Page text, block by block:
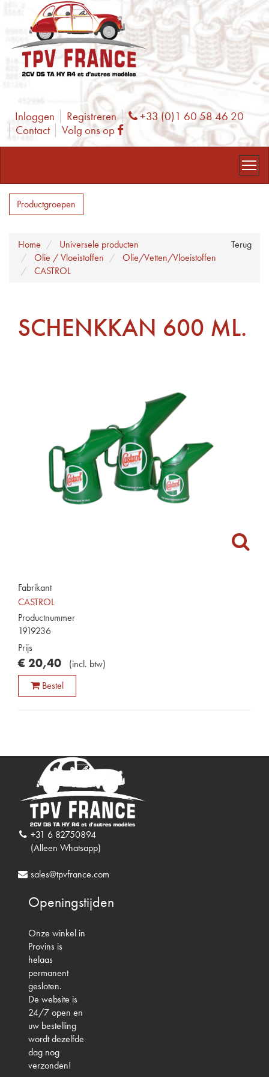
Inloggen Registreren Phone
+33 (0)1 60 58 46 20
Contact
Volg ons op Facebook
Productgroepen
Terug
Home
Universele producten
Olie / Vloeistoffen
Olie/Vetten/Vloeistoffen
CASTROL
SCHENKKAN 600 ML.
Fabrikant
CASTROL
Productnummer
1919236
Prijs
€ 20,40 (incl. btw)
Bestel
+31 6 82750894
(Alleen Whatsapp)
sales@tpvfrance.com
Openingstijden
Onze winkel in
Provins is
helaas
permanent
gesloten.
De website is
24/7 open en
uw bestelling
wordt dezelfde
dag nog
verzonden!